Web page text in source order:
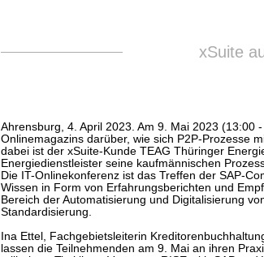
xSuite
Ahrensburg, 4. April 2023. Am 9. Mai 2023 (13:00
Onlinemagazins darüber, wie sich P2P-Prozesse
dabei ist der xSuite-Kunde TEAG Thüringer
Energiedienstleister seine kaufmännischen
Die IT-Onlinekonferenz ist das Treffen der SAP-
Wissen in Form von Erfahrungsberichten und
Bereich der Automatisierung und Digitalisierung
Standardisierung.
Ina Ettel, Fachgebietsleiterin
lassen die Teilnehmenden am 9. Mai an ihren